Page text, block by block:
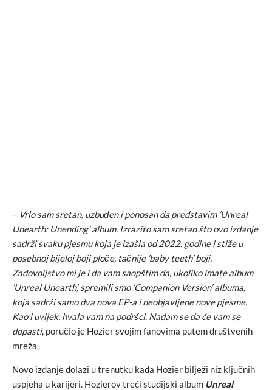
– Vrlo sam sretan, uzbuđen i ponosan da predstavim ’Unreal
Unearth: Unending’ album. Izrazito sam sretan što ovo izdanje
sadrži svaku pjesmu koja je izašla od 2022. godine i stiže u
posebnoj bijeloj boji ploče, tačnije ’baby teeth’ boji.
Zadovoljstvo mi je i da vam saopštim da, ukoliko imate album
’Unreal Unearth’, spremili smo ’Companion Version’ albuma,
koja sadrži samo dva nova EP-a i neobjavljene nove pjesme.
Kao i uvijek, hvala vam na podršci. Nadam se da će vam se
dopasti, poručio je Hozier svojim fanovima putem društvenih
mreža.
Novo izdanje dolazi u trenutku kada Hozier bilježi niz ključnih
uspjeha u karijeri. Hozierov treći studijski album Unreal